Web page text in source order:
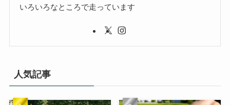
いろいろなところで走っています
人気記事